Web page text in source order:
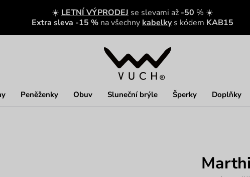
☀️ LETNÍ VÝPRODEJ se slevami až -50 % ☀️
Extra sleva -15 % na všechny kabelkys kódem KAB15
Peněženky Obuv Sluneční brýle Šperky Doplňky